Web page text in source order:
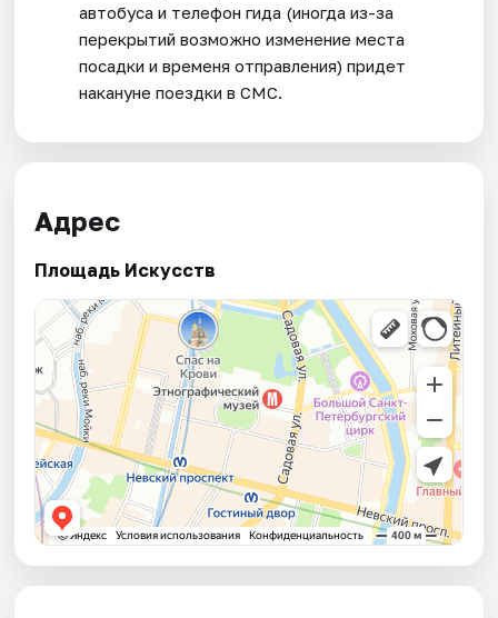
автобуса и телефон гида (иногда из-за
перекрытий возможно изменение места
посадки и временя отправления) придет
накануне поездки в СМС.
Адрес
Площадь Искусств